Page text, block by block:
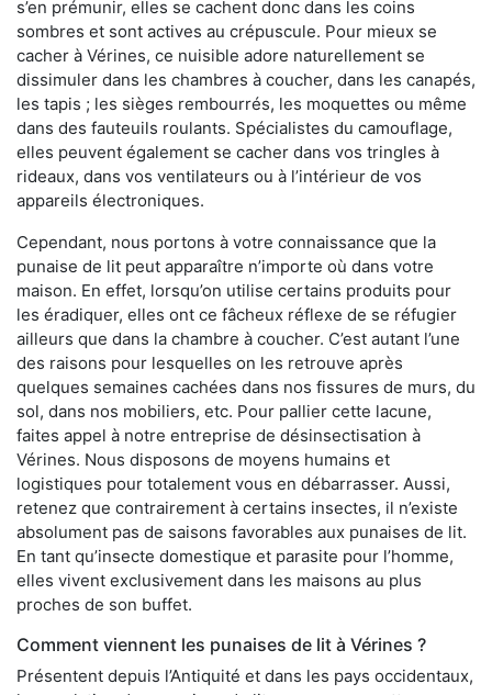
s’en prémunir, elles se cachent donc dans les coins
sombres et sont actives au crépuscule. Pour mieux se
cacher à Vérines, ce nuisible adore naturellement se
dissimuler dans les chambres à coucher, dans les canapés,
les tapis ; les sièges rembourrés, les moquettes ou même
dans des fauteuils roulants. Spécialistes du camouflage,
elles peuvent également se cacher dans vos tringles à
rideaux, dans vos ventilateurs ou à l’intérieur de vos
appareils électroniques.
Cependant, nous portons à votre connaissance que la
punaise de lit peut apparaître n’importe où dans votre
maison. En effet, lorsqu’on utilise certains produits pour
les éradiquer, elles ont ce fâcheux réflexe de se réfugier
ailleurs que dans la chambre à coucher. C’est autant l’une
des raisons pour lesquelles on les retrouve après
quelques semaines cachées dans nos fissures de murs, du
sol, dans nos mobiliers, etc. Pour pallier cette lacune,
faites appel à notre entreprise de désinsectisation à
Vérines. Nous disposons de moyens humains et
logistiques pour totalement vous en débarrasser. Aussi,
retenez que contrairement à certains insectes, il n’existe
absolument pas de saisons favorables aux punaises de lit.
En tant qu’insecte domestique et parasite pour l’homme,
elles vivent exclusivement dans les maisons au plus
proches de son buffet.
Comment viennent les punaises de lit à Vérines ?
Présentent depuis l’Antiquité et dans les pays occidentaux,